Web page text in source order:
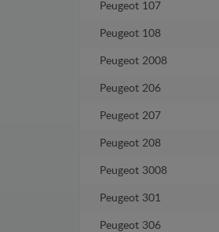
Peugeot 107
Peugeot 108
Peugeot 2008
Peugeot 206
Peugeot 207
Peugeot 208
Peugeot 3008
Peugeot 301
Peugeot 306